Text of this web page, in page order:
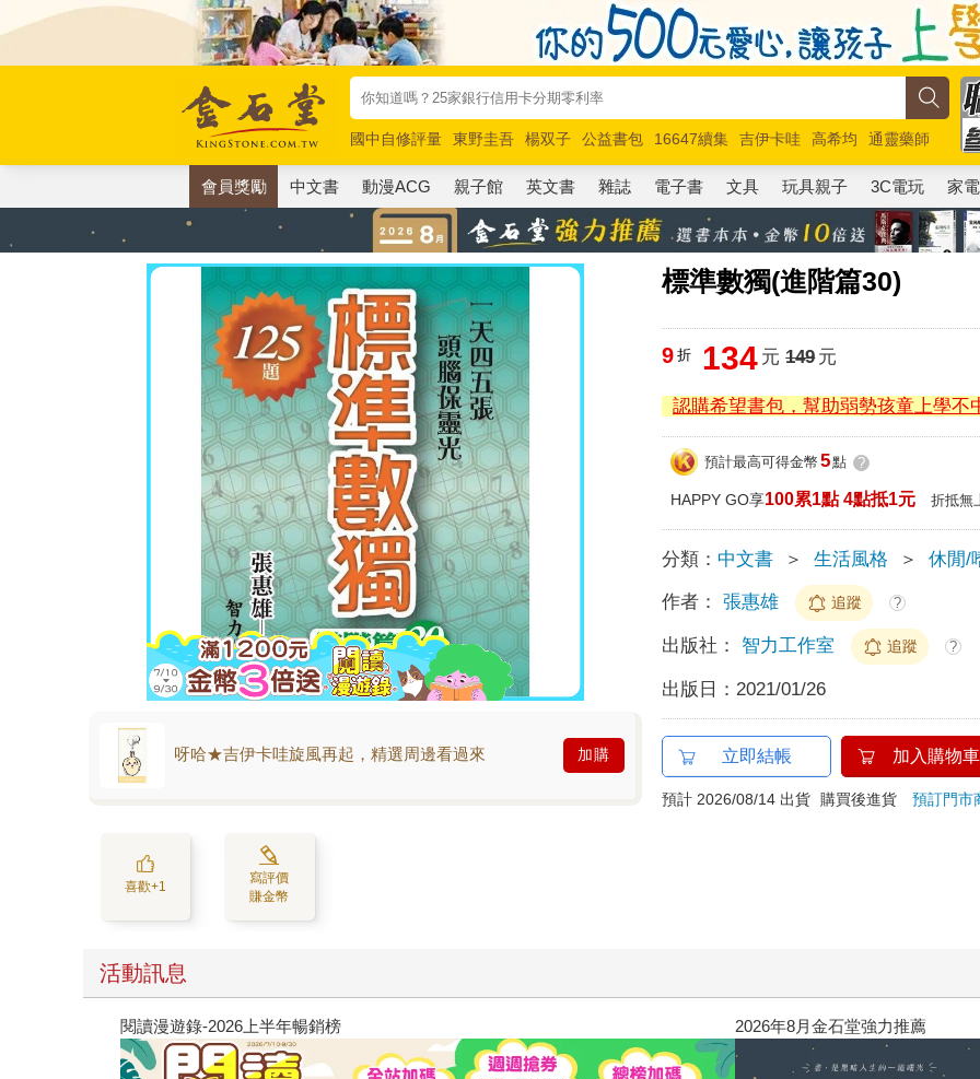
國中自修評量 東野圭吾 楊双子 公益書包 16647續集 吉伊卡哇 高希均
通靈藥師
唯紅花綻放
奧德賽 路邊攤新作 馬斯克 玩具總動員5 超慢跑
會員獎勵 中文書 動漫ACG 親子館 英文書 雜誌 電子書 文具 玩具親子 3C電玩 家電
標準數獨(進階篇30)
呀哈★吉伊卡哇旋風再起，精選周邊看過來 加購
喜歡+1
寫評價
賺金幣
9 折 134 元 149元
認購希望書包，幫助弱勢孩童上學不
預計最高可得金幣 5點 ?
HAPPY GO享100累1點 4點抵1元 折抵無
分類： 中文書 ＞ 生活風格 ＞ 休閒/
作者： 張惠雄 追蹤 ?
出版社： 智力工作室 追蹤 ?
出版日： 2021/01/26
立即結帳 加入購物車
預計 2026/08/14 出貨 購買後進貨預訂門市
活動訊息
閱讀漫遊錄-2026上半年暢銷榜 2026年8月金石堂強力推薦